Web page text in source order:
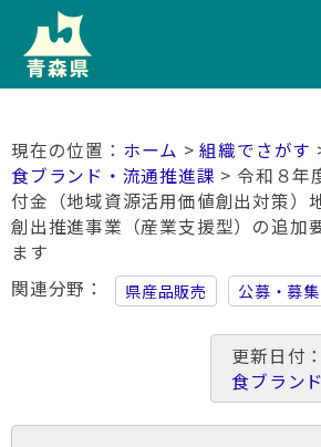
ホーム >組織でさがす
食ブランド・流通推進課 > 令和８年
付金（地域資源活用価値創出対策）
創出推進事業（産業支援型）の追加
ます
関連分野
県産品販売 公募・募集
更新日付
食ブラン